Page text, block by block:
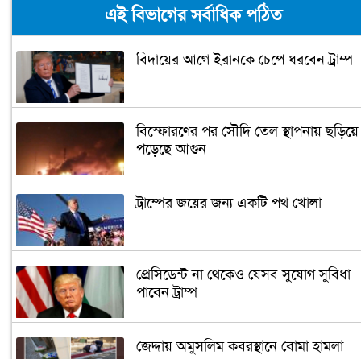
ক্যাম্পাস অ্যাম্বাসেডর নিয়োগ দিচ্ছে একুশে
টেলিভিশন
লিগ্যাল এইডের মাধ্যমে সন্তান ফিরে পেল
সেই কিশোরী মা জুঁই
জেট ফুয়েলের দাম কমলো লিটারে ১৯ টাকা
মূল্যস্ফীতি কমে জুনে ৯ দশমিক ১৬ শতাংশ
ছুটিতে গিয়ে না ফিরলে ৩ বছরের নিষেধাজ্ঞা,
নতুন নিয়ম সৌদির
এই বিভাগের সর্বাধিক পঠিত
বিদায়ের আগে ইরানকে চেপে ধরবেন ট্রাম্প
বিস্ফোরণের পর সৌদি তেল স্থাপনায় ছড়িয়ে
পড়েছে আগুন
ট্রাম্পের জয়ের জন্য একটি পথ খোলা
প্রেসিডেন্ট না থেকেও যেসব সুযোগ সুবিধা
পাবেন ট্রাম্প
জেদ্দায় অমুসলিম কবরস্থানে বোমা হামলা